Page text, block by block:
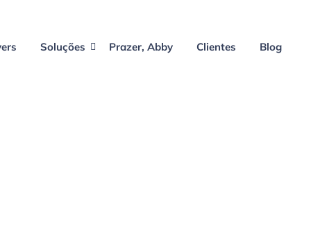
Soluções Prazer, Abby Clientes Blog